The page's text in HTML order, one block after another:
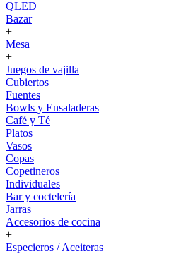
QLED
Bazar
+
Mesa
+
Juegos de vajilla
Cubiertos
Fuentes
Bowls y Ensaladeras
Café y Té
Platos
Vasos
Copas
Copetineros
Individuales
Bar y coctelería
Jarras
Accesorios de cocina
+
Especieros / Aceiteras